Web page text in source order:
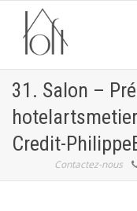
31. Salon –
Credit-
Contactez-nous